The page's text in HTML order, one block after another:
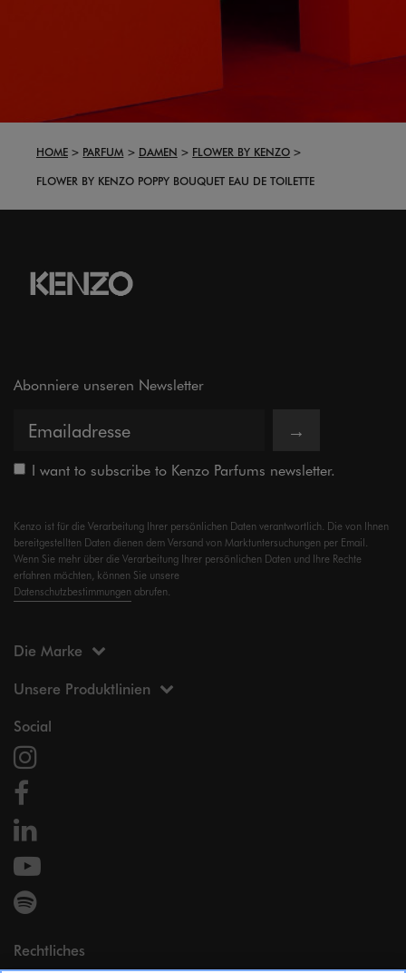
HOME PARFUM DAMEN
FLOWER BY KENZO
FLOWER BY KENZO POPPY BOUQUET EAU DE TOILETTE
Abonniere unseren Newsletter
→
I want to subscribe to Kenzo Parfums newsletter.
Kenzo ist für die Verarbeitung Ihrer persönlichen Daten verantwortlich. Die von Ihnen
bereitgestellten Daten dienen dem Versand von Marktuntersuchungen per Email.
Wenn Sie mehr über die Verarbeitung Ihrer persönlichen Daten und Ihre Rechte
erfahren möchten, können Sie unsere
Datenschutzbestimmungen abrufen.
Die Marke
Unsere Produktlinien
Social
Rechtliches